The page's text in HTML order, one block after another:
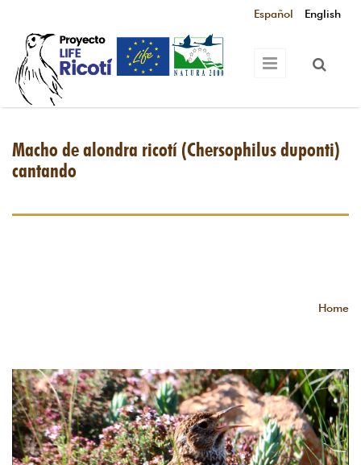
Español English
Macho de alondra ricotí (Chersophilus duponti)
cantando
Home